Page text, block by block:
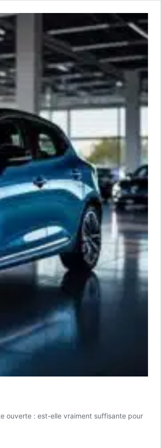
ouverte : est-elle vraiment suffisante pour